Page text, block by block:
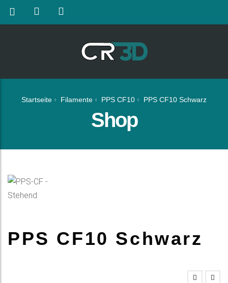
Startseite Filamente PPS CF10 PPS CF10 Schwarz
Shop
PPS CF10 Schwarz